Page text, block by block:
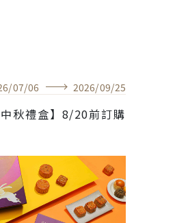
/07/06 2026/09/25
秋禮盒】8/20前訂購